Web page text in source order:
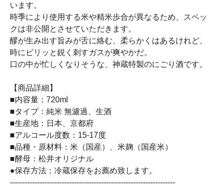
います。
時季により使用する米や精米歩合が異なるため、スペッ
クは非公開とさせていただきます。
醪が生み出す旨みが舌に絡む、柔らかくはあるけれど、
時にピリッと鋭く刺すガスが爽やかだ。
口の中が忙しくなりそうな、神蔵特製のにごり酒です。
【商品詳細】
■内容量：720ml
■タイプ：純米 無濾過、生酒
■生産地：日本、京都府
■アルコール度数：15-17度
■品種・原材料：米（国産）、米麹（国産米）
■酵母：松井オリジナル
●保存方法：冷蔵保存をお薦め致します。
-------------------------------------------------------------------